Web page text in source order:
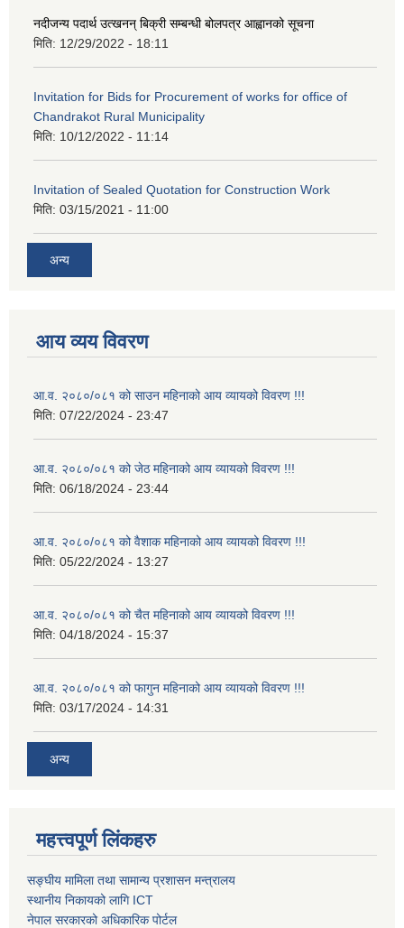
नदीजन्य पदार्थ उत्खनन् बिक्री सम्बन्धी बोलपत्र आह्वानको सूचना
मिति: 12/29/2022 - 18:11
Invitation for Bids for Procurement of works for office of
Chandrakot Rural Municipality
मिति: 10/12/2022 - 11:14
Invitation of Sealed Quotation for Construction Work
मिति: 03/15/2021 - 11:00
अन्य
आय व्यय विवरण
आ.व. २०८०/०८१ को साउन महिनाको आय व्यायको विवरण !!!
मिति: 07/22/2024 - 23:47
आ.व. २०८०/०८१ को जेठ महिनाको आय व्यायको विवरण !!!
मिति: 06/18/2024 - 23:44
आ.व. २०८०/०८१ को वैशाक महिनाको आय व्यायको विवरण !!!
मिति: 05/22/2024 - 13:27
आ.व. २०८०/०८१ को चैत महिनाको आय व्यायको विवरण !!!
मिति: 04/18/2024 - 15:37
आ.व. २०८०/०८१ को फागुन महिनाको आय व्यायको विवरण !!!
मिति: 03/17/2024 - 14:31
अन्य
महत्त्वपूर्ण लिंकहरु
सङ्घीय मामिला तथा सामान्य प्रशासन मन्त्रालय
स्थानीय निकायको लागि ICT
नेपाल सरकारको अधिकारिक पोर्टल